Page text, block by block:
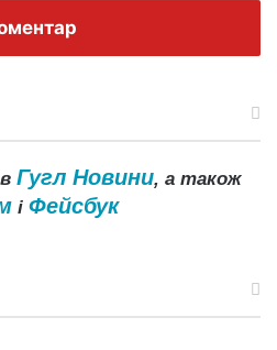
Гугл Новини, а також
і Фейсбук